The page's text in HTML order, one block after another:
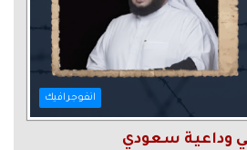
انفوجرافيك
وداعية سعودي